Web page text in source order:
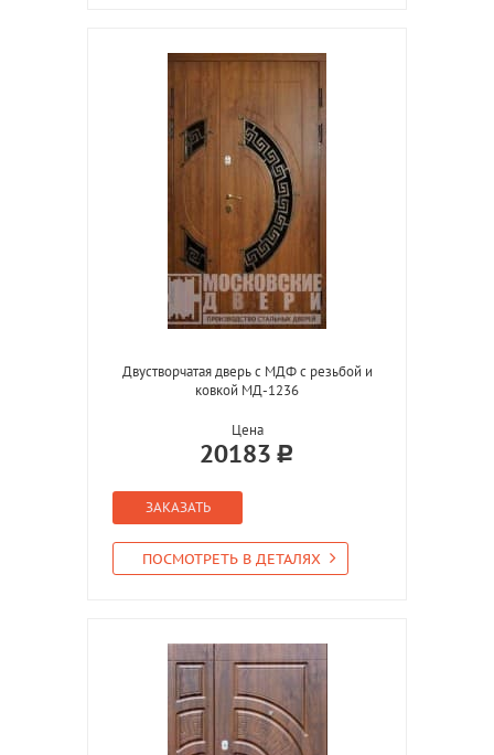
Двустворчатая дверь с МДФ с резьбой и
ковкой МД-1236
Цена
20183
ЗАКАЗАТЬ
ПОСМОТРЕТЬ В ДЕТАЛЯХ